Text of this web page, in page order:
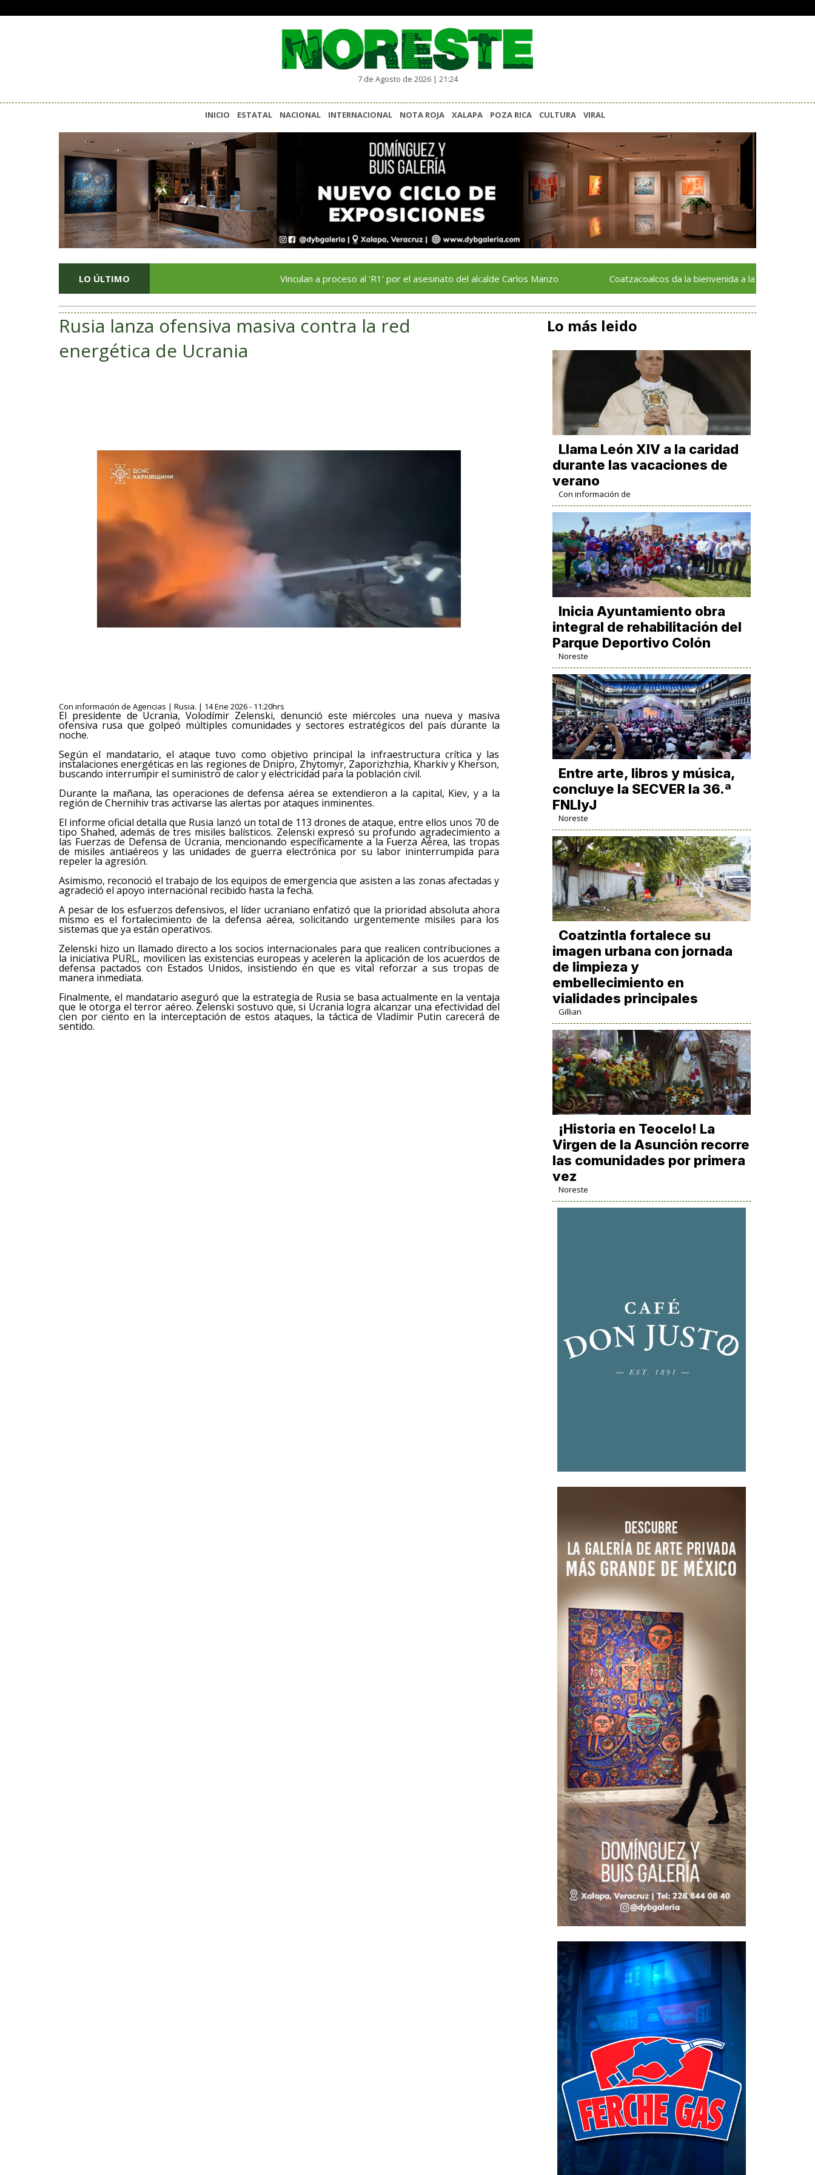
7 de Agosto de 2026 | 21:24
INICIO ESTATAL NACIONAL INTERNACIONAL NOTA ROJA XALAPA POZA RICA CULTURA VIRAL
LO ÚLTIMO Vinculan a proceso al 'R1' por el asesinato del alcalde Carlos Manzo Coatzacoalcos da la bienvenida a la segunda edición del
Rusia lanza ofensiva masiva contra la red
energética de Ucrania
Con información de Agencias | Rusia. | 14 Ene 2026 - 11:20hrs
El presidente de Ucrania, Volodímir Zelenski, denunció este miércoles una nueva y masiva
ofensiva rusa que golpeó múltiples comunidades y sectores estratégicos del país durante la
noche.
Según el mandatario, el ataque tuvo como objetivo principal la infraestructura crítica y las
instalaciones energéticas en las regiones de Dnipro, Zhytomyr, Zaporizhzhia, Kharkiv y Kherson,
buscando interrumpir el suministro de calor y electricidad para la población civil.
Durante la mañana, las operaciones de defensa aérea se extendieron a la capital, Kiev, y a la
región de Chernihiv tras activarse las alertas por ataques inminentes.
El informe oficial detalla que Rusia lanzó un total de 113 drones de ataque, entre ellos unos 70 de
tipo Shahed, además de tres misiles balísticos. Zelenski expresó su profundo agradecimiento a
las Fuerzas de Defensa de Ucrania, mencionando específicamente a la Fuerza Aérea, las tropas
de misiles antiaéreos y las unidades de guerra electrónica por su labor ininterrumpida para
repeler la agresión.
Asimismo, reconoció el trabajo de los equipos de emergencia que asisten a las zonas afectadas y
agradeció el apoyo internacional recibido hasta la fecha.
A pesar de los esfuerzos defensivos, el líder ucraniano enfatizó que la prioridad absoluta ahora
mismo es el fortalecimiento de la defensa aérea, solicitando urgentemente misiles para los
sistemas que ya están operativos.
Zelenski hizo un llamado directo a los socios internacionales para que realicen contribuciones a
la iniciativa PURL, movilicen las existencias europeas y aceleren la aplicación de los acuerdos de
defensa pactados con Estados Unidos, insistiendo en que es vital reforzar a sus tropas de
manera inmediata.
Finalmente, el mandatario aseguró que la estrategia de Rusia se basa actualmente en la ventaja
que le otorga el terror aéreo. Zelenski sostuvo que, si Ucrania logra alcanzar una efectividad del
cien por ciento en la interceptación de estos ataques, la táctica de Vladímir Putin carecerá de
sentido.
Lo más leido
Llama León XIV a la caridad
durante las vacaciones de
verano
Con información de
Inicia Ayuntamiento obra
integral de rehabilitación del
Parque Deportivo Colón
Noreste
Entre arte, libros y música,
concluye la SECVER la 36.ª
FNLIyJ
Noreste
Coatzintla fortalece su
imagen urbana con jornada
de limpieza y
embellecimiento en
vialidades principales
Gillian
​¡Historia en Teocelo! La
Virgen de la Asunción recorre
las comunidades por primera
vez
Noreste